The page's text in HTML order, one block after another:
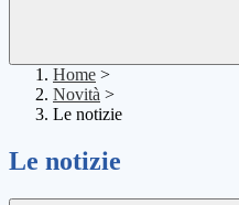
Home >
Novità >
Le notizie
Le notizie